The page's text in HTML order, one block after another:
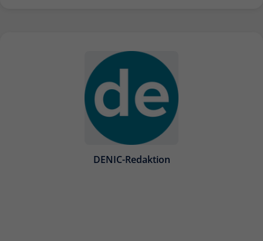
DENIC-Redaktion